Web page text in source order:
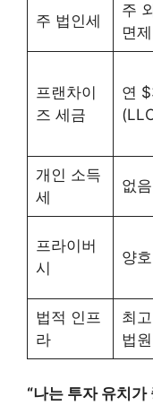
주 법인세
주
면제
프랜차이
즈 세금
연
개인 소득
세
없음
프라이버
시
양호
법적 인프
라
최
법
“나는 투자 유치